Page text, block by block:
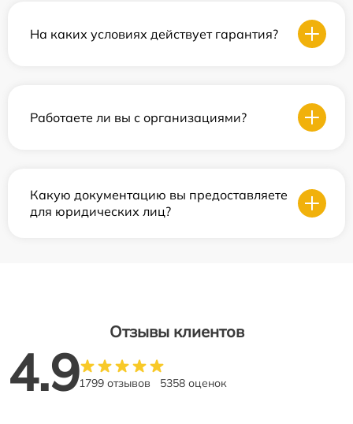
На каких условиях действует гарантия?
Работаете ли вы с организациями?
Какую документацию вы предоставляете
для юридических лиц?
Отзывы клиентов
4.91799 отзывов 5358 оценок